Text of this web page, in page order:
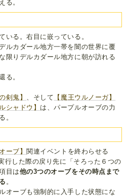
る。
いる。右目に嵌っている。
ルカダール地方一帯を闇の世界に覆
限りデルカダール地方に朝が訪れる
る。
剣鬼】 、そして 【魔王ウルノーガ】
シャドウ】 は、パープルオーブの力
。
ーブ】 関連イベントを終わらせる
行した際の戻り先に「そろった６つの
目は他の3つのオーブをその時点まで
。
オーブも強制的に入手した状態にな